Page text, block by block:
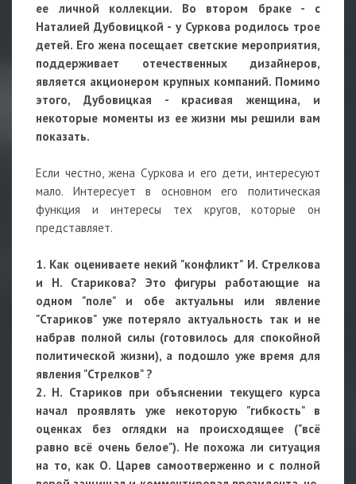
ее личной коллекции. Во втором браке - с
Наталией Дубовицкой - у Суркова родилось трое
детей. Его жена посещает светские мероприятия,
поддерживает отечественных дизайнеров,
является акционером крупных компаний. Помимо
этого, Дубовицкая - красивая женщина, и
некоторые моменты из ее жизни мы решили вам
показать.
Если честно, жена Суркова и его дети, интересуют
мало. Интересует в основном его политическая
функция и интересы тех кругов, которые он
представляет.
1. Как оцениваете некий "конфликт" И. Стрелкова
и Н. Старикова? Это фигуры работающие на
одном "поле" и обе актуальны или явление
"Стариков" уже потеряло актуальность так и не
набрав полной силы (готовилось для спокойной
политической жизни), а подошло уже время для
явления "Стрелков" ?
2. Н. Стариков при объяснении текущего курса
начал проявлять уже некоторую "гибкость" в
оценках без оглядки на происходящее ("всё
равно всё очень белое"). Не похожа ли ситуация
на то, как О. Царев самоотверженно и с полной